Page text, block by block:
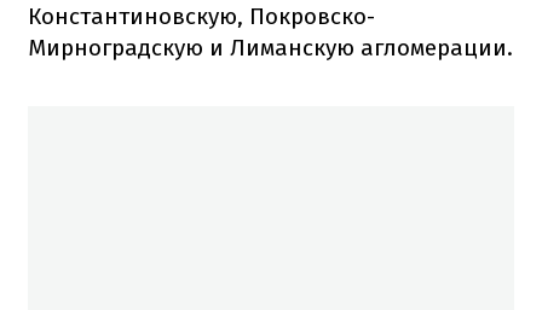
Константиновскую, Покровско-
Мирноградскую и Лиманскую агломерации.